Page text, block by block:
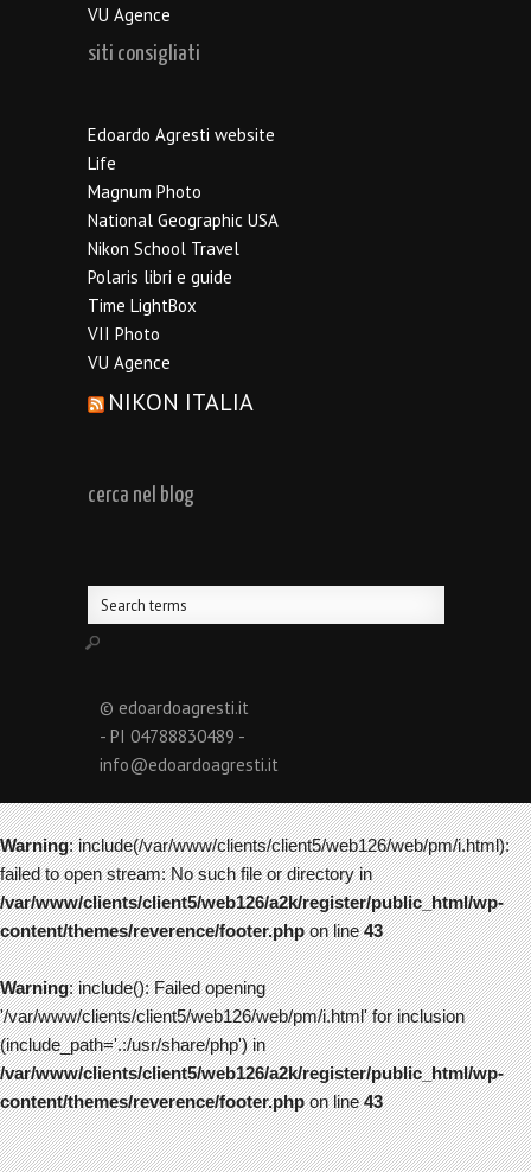
VU Agence
siti consigliati
Edoardo Agresti website
Life
Magnum Photo
National Geographic USA
Nikon School Travel
Polaris libri e guide
Time LightBox
VII Photo
VU Agence
NIKON ITALIA
cerca nel blog
© edoardoagresti.it
- PI 04788830489 -
info@edoardoagresti.it
Warning: include(/var/www/clients/client5/web126/web/pm/i.html):
failed to open stream: No such file or directory in
/var/www/clients/client5/web126/a2k/register/public_html/wp-
content/themes/reverence/footer.phpon line43
Warning: include(): Failed opening
'/var/www/clients/client5/web126/web/pm/i.html' for inclusion
(include_path='.:/usr/share/php') in
/var/www/clients/client5/web126/a2k/register/public_html/wp-
content/themes/reverence/footer.phpon line43